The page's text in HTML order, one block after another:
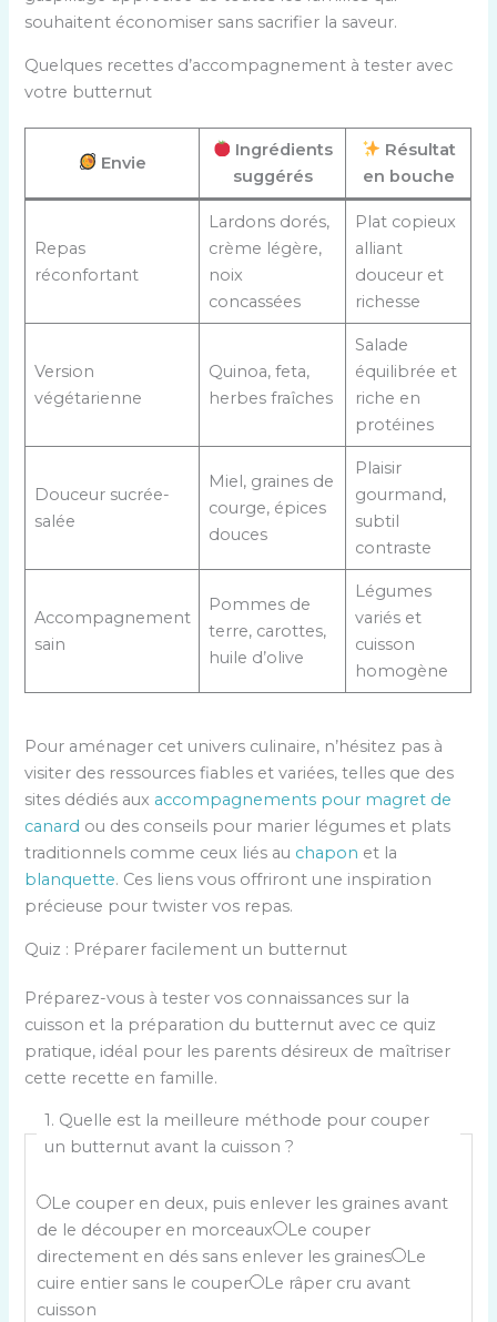
souhaitent économiser sans sacrifier la saveur.
Quelques recettes d’accompagnement à tester avec
votre butternut
Envie
Ingrédients
suggérés
Résultat
en bouche
Repas
réconfortant
Lardons dorés,
crème légère,
noix
concassées
Plat copieux
alliant
douceur et
richesse
Version
végétarienne
Quinoa, feta,
herbes fraîches
Salade
équilibrée et
riche en
protéines
Douceur sucrée-
salée
Miel, graines de
courge, épices
douces
Plaisir
gourmand,
subtil
contraste
Accompagnement
sain
Pommes de
terre, carottes,
huile d’olive
Légumes
variés et
cuisson
homogène
Pour aménager cet univers culinaire, n’hésitez pas à
visiter des ressources fiables et variées, telles que des
sites dédiés aux accompagnements pour magret de
canard ou des conseils pour marier légumes et plats
traditionnels comme ceux liés au chapon et la
blanquette. Ces liens vous offriront une inspiration
précieuse pour twister vos repas.
Quiz : Préparer facilement un butternut
Préparez-vous à tester vos connaissances sur la
cuisson et la préparation du butternut avec ce quiz
pratique, idéal pour les parents désireux de maîtriser
cette recette en famille.
1. Quelle est la meilleure méthode pour couper
un butternut avant la cuisson ?
C
h
o
i
s
Le couper en deux, puis enlever les graines avant
de le découper en morceaux
Le couper
directement en dés sans enlever les graines
Le
cuire entier sans le couper
Le râper cru avant
cuisson